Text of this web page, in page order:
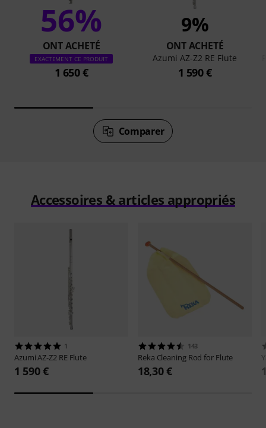
56%
ONT ACHETÉ
EXACTEMENT CE PRODUIT
1 650 €
9%
ONT ACHETÉ
Azumi AZ-Z2 RE Flute
1 590 €
Comparer
Accessoires & articles appropriés
1
AzumiAZ-Z2 RE Flute
1 590 €
143
Reka Cleaning Rod for Flute
18,30 €